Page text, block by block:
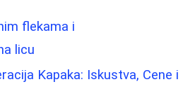
flekama i
licu
Kapaka: Iskustva, Cene i